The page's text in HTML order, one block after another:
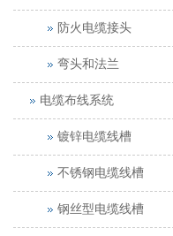
防火电缆接头
弯头和法兰
电缆布线系统
镀锌电缆线槽
不锈钢电缆线槽
钢丝型电缆线槽